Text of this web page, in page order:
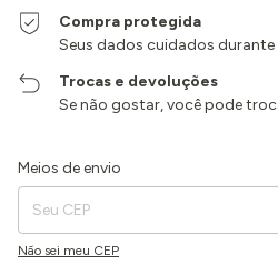
Compra protegida
Seus dados cuidados
Trocas e devoluções
Se não gostar, você pode
Entregas para o CEP:
Meios de envio
Não sei meu CEP